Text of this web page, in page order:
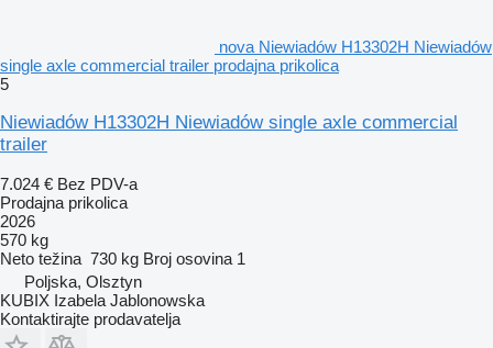
nova Niewiadów H13302H Niewiadów
single axle commercial trailer prodajna prikolica
5
Niewiadów H13302H Niewiadów single axle commercial
trailer
7.024 € Bez PDV-a
Prodajna prikolica
2026
570 kg
Neto težina 730 kg Broj osovina 1
Poljska, Olsztyn
KUBIX Izabela Jablonowska
Kontaktirajte prodavatelja